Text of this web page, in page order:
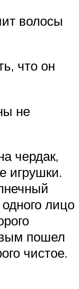
волосы
что он
не
чердак,
игрушки.
лицо
пошел
чистое.